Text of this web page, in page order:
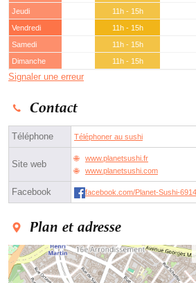
Jeudi
11h - 15h
Vendredi
11h - 15h
Samedi
11h - 15h
Dimanche
11h - 15h
Signaler une erreur
Contact
Téléphone Téléphoner au sushi
Site web
www.planetsushi.fr
www.planetsushi.com
Facebook facebook.com/Planet-Sushi-
Plan et adresse